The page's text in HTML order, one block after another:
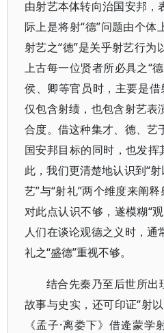
由射艺本体转向治国安邦，
际上是将射“德”问题由个体
射艺之“德”是关乎射艺行为
上古每一位贤者所必具之“
侯、卿等官员时，主要是借
仅包含射绩，也包含射艺表
合度。借这种集才、德、艺
国安邦目标的同时，也发挥
此，我们更清楚地认识到“
艺”与“射礼”两个维度来阐
对此点认识不够，遂模糊“
人们在谈论观德之义时，通
礼之“盛德”重视不够。
结合先秦乃至后世所出
故事与史实，还可印证“射
《孟子·离娄下》借逄蒙学